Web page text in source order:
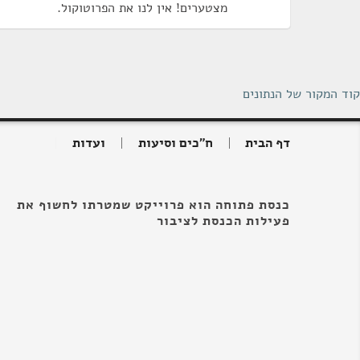
מצטערים! אין לנו את הפרוטוקול.
קוד המקור של הנתונים
דף הבית ח"כים וסיעות ועדות
כנסת פתוחה הוא פרוייקט שמטרתו לחשוף את
פעילות הכנסת לציבור